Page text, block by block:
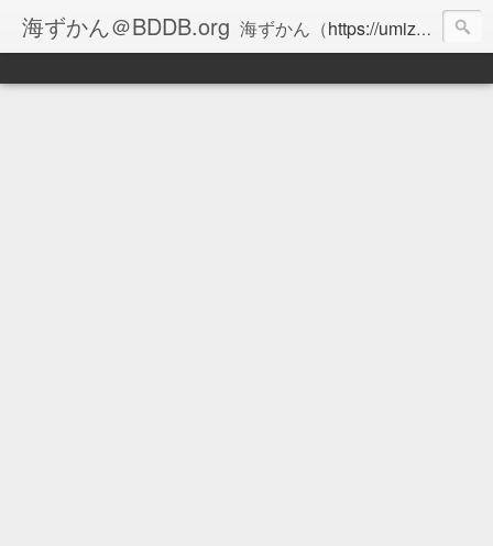
海ずかん＠BDDB.org 海ずかん（https://umizukan.com